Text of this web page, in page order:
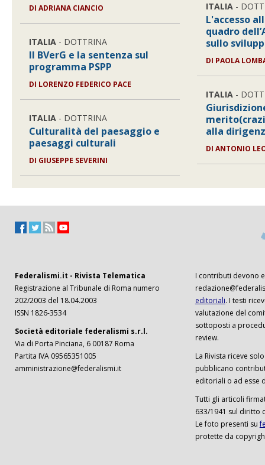
DIADRIANA CIANCIO
ITALIA - DOTTRINA
Il BVerG e la sentenza sul
programma PSPP
DI LORENZO FEDERICO PACE
ITALIA - DOTTRINA
Culturalità del paesaggio e
paesaggi culturali
DI GIUSEPPE SEVERINI
ITALIA -
L'accesso
quadro
sullo
DI PAOLA
ITALIA -
alla
DIANTONIO
Federalismi.it - Rivista Telematica
Registrazione al Tribunale di Roma numero
202/2003 del 18.04.2003
ISSN 1826-3534
Società editoriale federalismi s.r.l.
Via di Porta Pinciana, 6 00187 Roma
Partita IVA 09565351005
amministrazione@federalismi.it
I contributi devono
editoriali. I testi
valutazione del
sottoposti a
review.
La Rivista riceve
pubblicano
editoriali o ad esse
Tutti gli articoli
633/1941 sul diritto
Le foto presenti su
protette da